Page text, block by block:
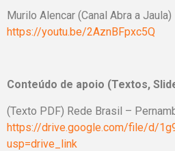
Murilo Alencar (Canal Abra a Jaula)
https://youtu.be/2AznBFpxc5Q
Conteúdo de apoio (Textos,
(Texto PDF) Rede Brasil –
https://drive.google.com/file/d/
usp=drive_link